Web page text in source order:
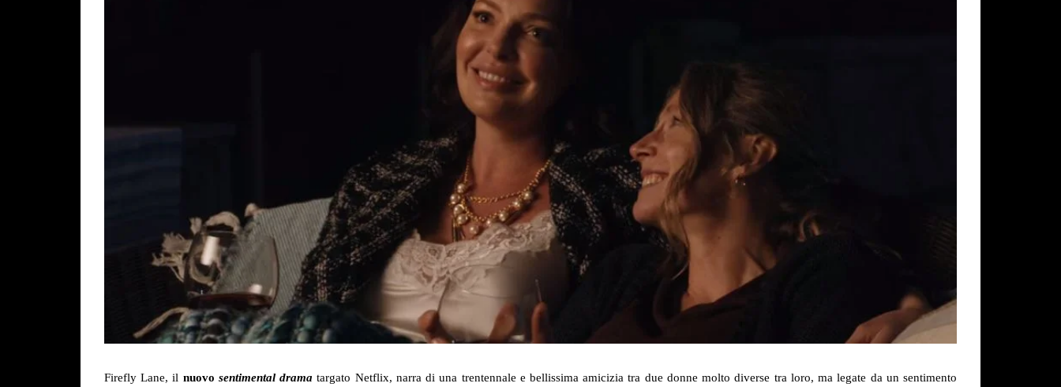
Firefly Lane, il nuovo sentimental drama targato Netflix, narra di una trentennale e bellissima amicizia tra due donne molto diverse tra loro, ma legate da un sentimento